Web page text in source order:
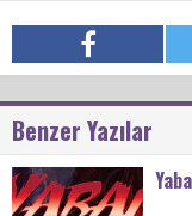
Benzer Yazılar